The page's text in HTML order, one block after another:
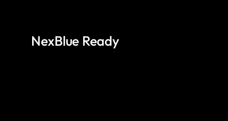
NexBlue Ready